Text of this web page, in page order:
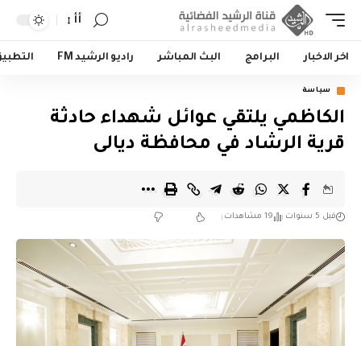
أأ
اخر الاخبار البرامج البث المباشر راديو الرشيد FM
سياسة
الكاظمي يلتقي عوائل شهداء حادثة
قرية الرشاد في محافظة ديالى
قبل 5 سنوات 19 مشاهدات